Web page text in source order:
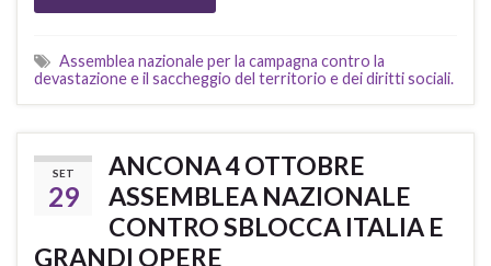
Assemblea nazionale per la campagna contro la
devastazione e il saccheggio del territorio e dei diritti sociali.
SET
29
ANCONA 4 OTTOBRE
ASSEMBLEA NAZIONALE
CONTRO SBLOCCA ITALIA E
GRANDI OPERE